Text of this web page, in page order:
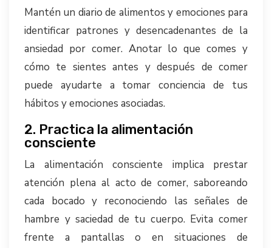
Mantén un diario de alimentos y emociones para
identificar patrones y desencadenantes de la
ansiedad por comer. Anotar lo que comes y
cómo te sientes antes y después de comer
puede ayudarte a tomar conciencia de tus
hábitos y emociones asociadas.
2. Practica la alimentación
consciente
La alimentación consciente implica prestar
atención plena al acto de comer, saboreando
cada bocado y reconociendo las señales de
hambre y saciedad de tu cuerpo. Evita comer
frente a pantallas o en situaciones de